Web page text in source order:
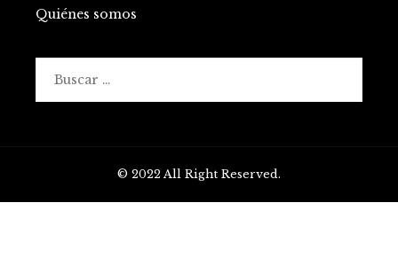
Quiénes somos
© 2022 All Right Reserved.